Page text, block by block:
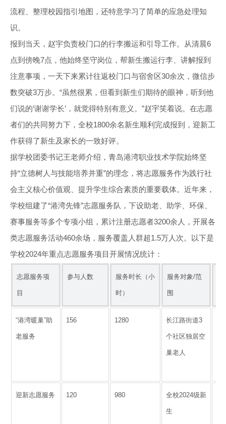
流程、整理校园指引地图，还特意学习了简单的应急处理知
识。
报到当天，赵宇负责校门口的行李搬运和引导工作。从清晨6
点到傍晚7点，他始终坚守岗位，帮新生搬运行李、讲解报到
注意事项，一天下来累计往返校门口与宿舍区30余次，微信步
数突破3万步。“虽然很累，但看到新生们期待的眼神，听到他
们说的‘谢谢学长’，就觉得特别有意义。”赵宇笑着说。在志愿
者们的共同努力下，全校1800余名新生顺利完成报到，迎新工
作获得了新生及家长的一致好评。
据学校团委书记王老师介绍，青岛港湾职业技术学院始终坚
持“立德树人与技能培养并重”的理念，将志愿服务作为践行社
会主义核心价值观、提升学生综合素质的重要载体。近年来，
学校组建了“港湾先锋”志愿服务队，下设助老、助学、环保、
赛事服务等多个专项小组，累计注册志愿者3200余人，开展各
类志愿服务活动460余场，服务覆盖人群超1.5万人次。以下是
学校2024年重点志愿服务项目开展情况统计：
志愿服务项
目
参与人数 服务时长（小
时）
服务对象/范
围
“港湾暖巢”助
老服务
156 1280 长江路街道3
个社区独居空
巢老人
迎新志愿服务 120 980 全校2024级新
生